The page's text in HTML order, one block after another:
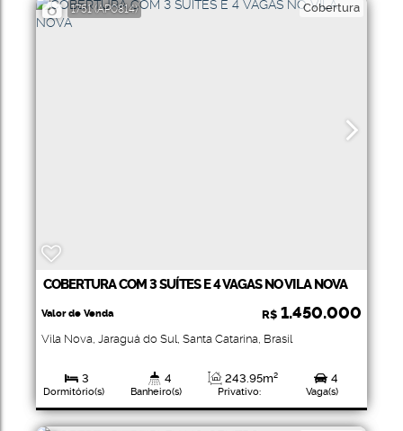
1751 (AP0814) Cobertura
COBERTURA COM 3 SUÍTES E 4 VAGAS NO VILA NOVA
R$ 1.450.000
Valor de Venda
Vila Nova, Jaraguá do Sul, Santa Catarina, Brasil
3
Dormitório(s)
4
Banheiro(s) Privativo:
243 .95m²
3
322.62m²
4
Vaga(s)
322.62m²